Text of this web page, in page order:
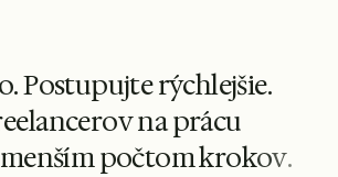
.Postupujterýchlejšie.
eelancerovnaprácu
menšímpočtomkrokov.